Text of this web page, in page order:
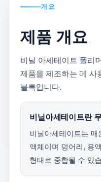
개요
제품 개요
비닐 아세테이트 폴리
제품을 제조하는 데 사
블록입니다.
비닐아세테이트란
비닐아세테이트는 매
액체이며 덩어리, 용
형태로 중합될 수 있